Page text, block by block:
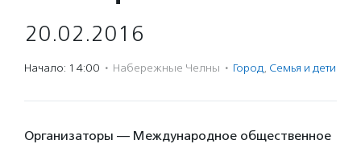
20.02.2016
Начало: 14:00 · Набережные Челны · Город, Семья и дети
Организаторы — Международное общественное